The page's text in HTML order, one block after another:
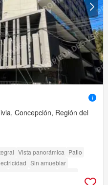
Concepción, Región del
Vista panorámica Patio
Sin amueblar
Jardín Conserje
Parilla